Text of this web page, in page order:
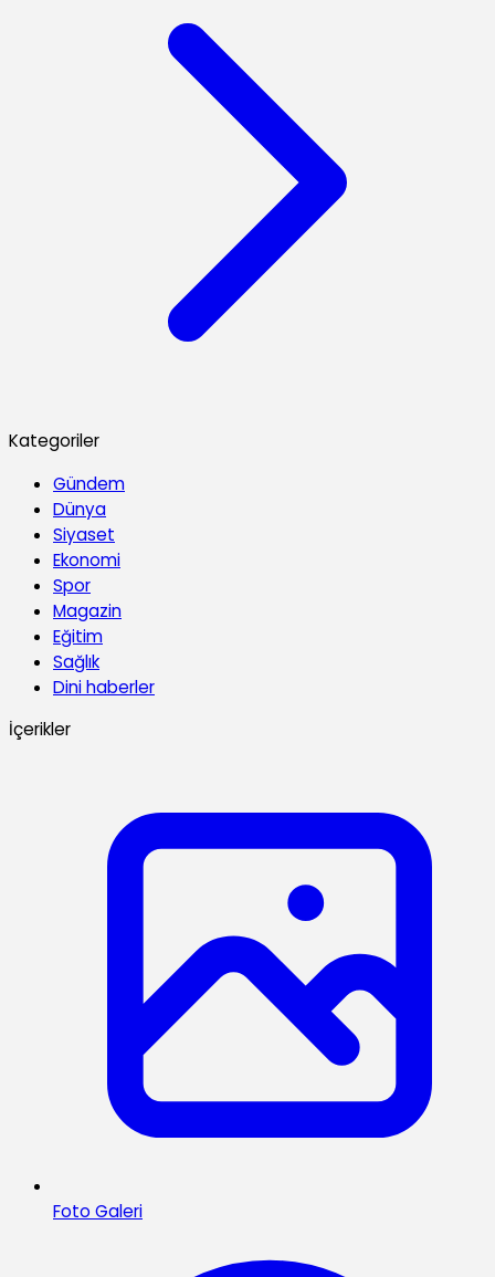
Kategoriler
Gündem
Dünya
Siyaset
Ekonomi
Spor
Magazin
Eğitim
Sağlık
Dini haberler
İçerikler
Foto Galeri